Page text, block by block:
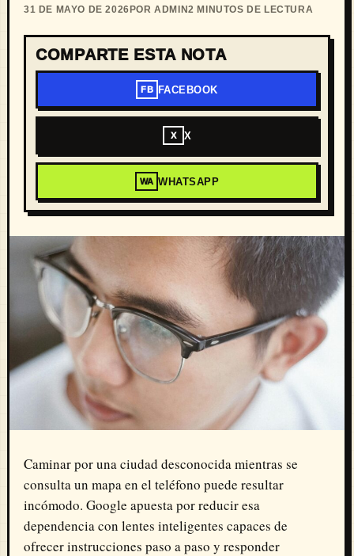
31 DE MAYO DE 2026 POR ADMIN2 MINUTOS DE LECTURA
COMPARTE ESTA NOTA
FB FACEBOOK
X X
WA WHATSAPP
Caminar por una ciudad desconocida mientras se
consulta un mapa en el teléfono puede resultar
incómodo. Google apuesta por reducir esa
dependencia con lentes inteligentes capaces de
ofrecer instrucciones paso a paso y responder